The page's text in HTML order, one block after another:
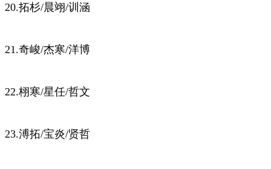
20.拓杉/晨翊/训涵
21.奇峻/杰寒/洋博
22.栩寒/星任/哲文
23.溥拓/宝炎/贤哲